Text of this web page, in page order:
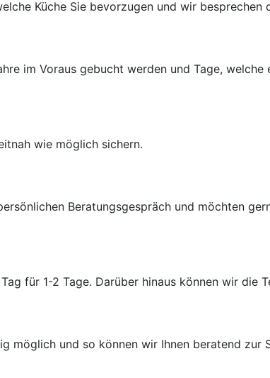
Küche Sie bevorzugen und wir besprechen
im Voraus gebucht werden und Tage, welche
wie möglich sichern.
Beratungsgespräch und möchten
für 1-2 Tage. Darüber hinaus können wir die
möglich und so können wir Ihnen beratend zur